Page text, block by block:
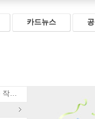
카드뉴스
뮤지컬 〈휴남동 서점〉X 황보름 작가 북토크